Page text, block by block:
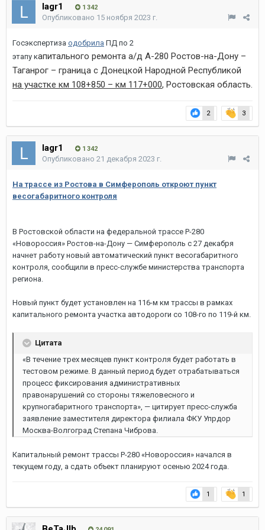
lagr1 1 342
Опубликовано 15 ноября 2023 г.
Госэкспертиза одобрила ПД по 2
этапу капитального ремонта а/д А-280 Ростов-на-Дону –
Таганрог – граница с Донецкой Народной Республикой
на участке км 108+850 – км 117+000, Ростовская область.
2 3
lagr1 1 342
Опубликовано 21 декабря 2023 г.
На трассе из Ростова в Симферополь откроют пункт
весогабаритного контроля
В Ростовской области на федеральной трассе Р-280
«Новороссия» Ростов-на-Дону — Симферополь с 27 декабря
начнет работу новый автоматический пункт весогабаритного
контроля, сообщили в пресс-службе министерства транспорта
региона.
Новый пункт будет установлен на 116-м км трассы в рамках
капитального ремонта участка автодороги со 108-го по 119-й км.
Цитата
«В течение трех месяцев пункт контроля будет работать в
тестовом режиме. В данный период будет отрабатываться
процесс фиксирования административных
правонарушений со стороны тяжеловесного и
крупногабаритного транспорта», — цитирует пресс-служба
заявление заместителя директора филиала ФКУ Упрдор
Москва-Волгоград Степана Чиброва.
Капитальный ремонт трассы Р-280 «Новороссия» начался в
текущем году, а сдать объект планируют осенью 2024 года.
1 1